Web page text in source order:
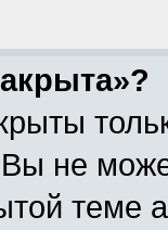
не
теме